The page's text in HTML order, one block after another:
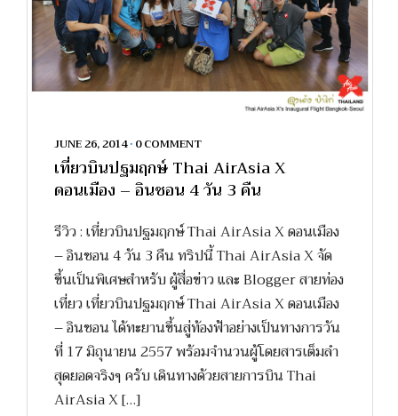
JUNE 26, 2014 • 0 COMMENT
เที่ยวบินปฐมฤกษ์ Thai AirAsia X
ดอนเมือง – อินชอน 4 วัน 3 คืน
รีวิว : เที่ยวบินปฐมฤกษ์ Thai AirAsia X ดอนเมือง
– อินชอน 4 วัน 3 คืน ทริปนี้ Thai AirAsia X จัด
ขึ้นเป็นพิเศษสำหรับ ผู้สื่อข่าว และ Blogger สายท่อง
เที่ยว เที่ยวบินปฐมฤกษ์ Thai AirAsia X ดอนเมือง
– อินชอน ได้ทะยานขึ้นสู่ท้องฟ้าอย่างเป็นทางการวัน
ที่ 17 มิถุนายน 2557 พร้อมจำนวนผู้โดยสารเต็มลำ
สุดยอดจริงๆ ครับ เดินทางด้วยสายการบิน Thai
AirAsia X […]